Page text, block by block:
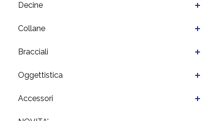
Decine
Collane
Bracciali
Oggettistica
Accessori